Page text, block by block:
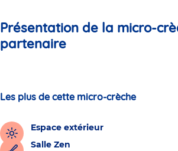
Présentation de la micro-
partenaire
Les plus de cette micro-crèche
Espace extérieur
Salle Zen